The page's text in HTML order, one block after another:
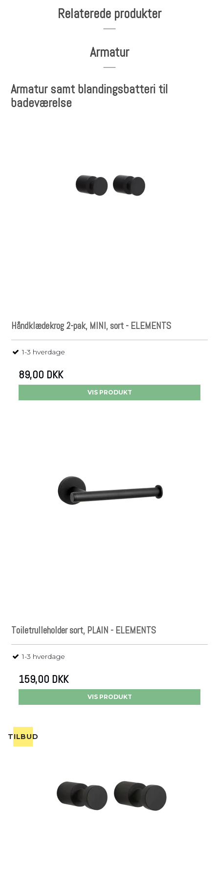
Relaterede produkter
Armatur
Armatur samt blandingsbatteri til
badeværelse
Håndklædekrog 2-pak, MINI, sort - ELEMENTS
1-3 hverdage
89,00 DKK
VIS PRODUKT
Toiletrulleholder sort, PLAIN - ELEMENTS
1-3 hverdage
159,00 DKK
VIS PRODUKT
TILBUD